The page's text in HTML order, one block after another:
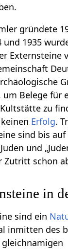
gründete
und 1935
Externsteine
Belege für
zu
Erfolg.
sind bis
und
Zutritt schon
in
sind ein
inmitten des